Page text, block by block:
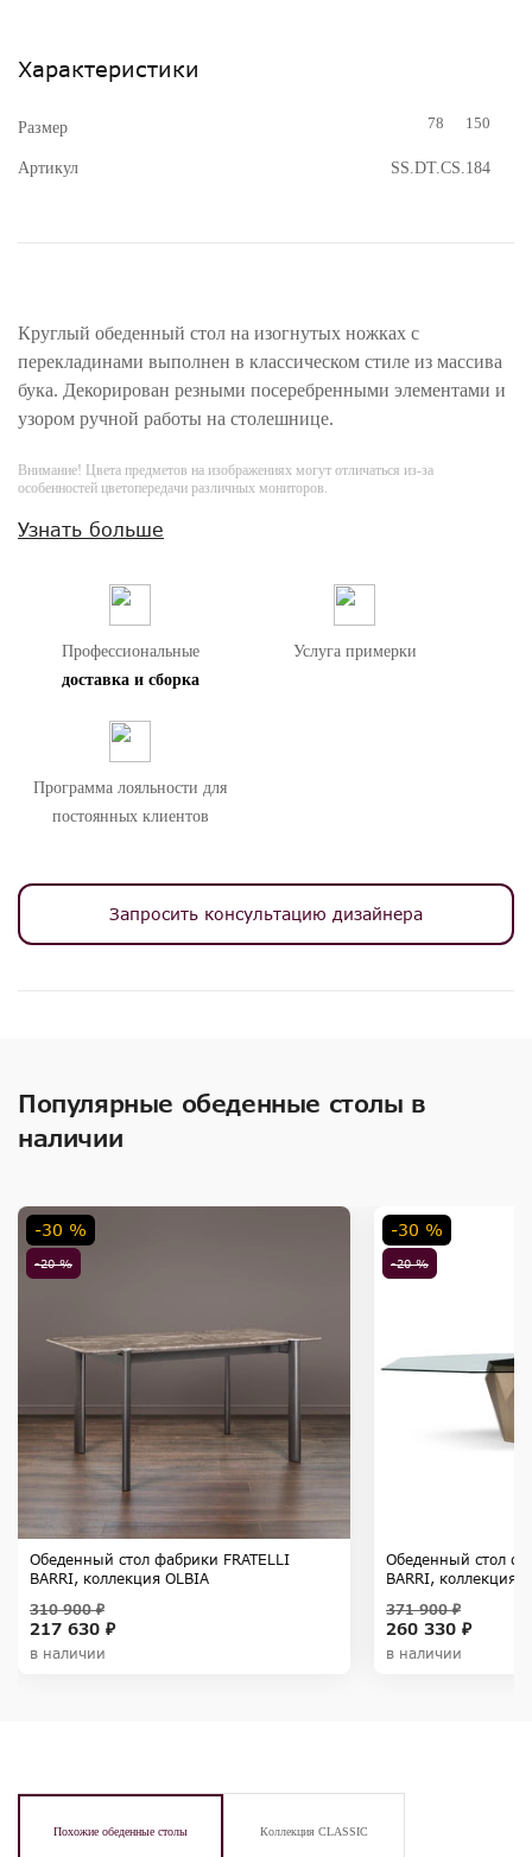
Характеристики
Размер 78 150
Артикул SS.DT.CS.184
Круглый обеденный стол на изогнутых ножках с
перекладинами выполнен в классическом стиле из массива
бука. Декорирован резными посеребренными элементами и
узором ручной работы на столешнице.
Внимание! Цвета предметов на изображениях могут отличаться из-за
особенностей цветопередачи различных мониторов.
Узнать больше
Профессиональные
доставка и сборка
Услуга примерки
Программа лояльности для
постоянных клиентов
Запросить консультацию дизайнера
Популярные обеденные столы в
наличии
-20 %
-30 %
Обеденный стол фабрики FRATELLI
BARRI, коллекция OLBIA
217 630 ₽
310 900 ₽
в наличии
-20 %
-30 %
Обеденный стол
BARRI, коллекция
260 330 ₽
371 900 ₽
в наличии
Похожие обеденные столы Коллекция CLASSIC